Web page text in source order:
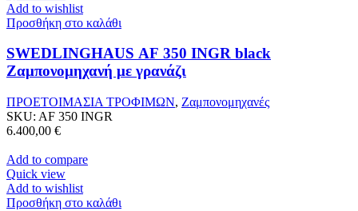
Add to wishlist
Προσθήκη στο καλάθι
SWEDLINGHAUS AF 350 INGR black
Ζαμπονομηχανή με γρανάζι
ΠΡΟΕΤΟΙΜΑΣΙΑ ΤΡΟΦΙΜΩΝ, Ζαμπονομηχανές
SKU: AF 350 INGR
6.400,00 €
Add to compare
Quick view
Add to wishlist
Προσθήκη στο καλάθι